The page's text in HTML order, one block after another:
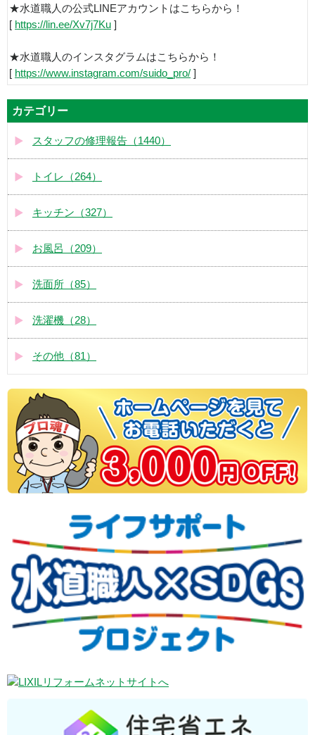
★水道職人の公式LINEアカウントはこちらから！
[ https://lin.ee/Xv7j7Ku ]
★水道職人のインスタグラムはこちらから！
[ https://www.instagram.com/suido_pro/ ]
カテゴリー
スタッフの修理報告（1440）
トイレ（264）
キッチン（327）
お風呂（209）
洗面所（85）
洗濯機（28）
その他（81）